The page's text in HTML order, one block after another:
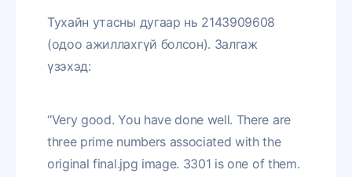
Тухайн утасны дугаар нь 2143909608
(одоо ажиллахгүй болсон). Залгаж
үзэхэд:
“Very good. You have done well. There are
three prime numbers associated with the
original final.jpg image. 3301 is one of them.